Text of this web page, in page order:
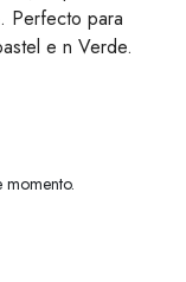
Perfecto para
e n Verde.
momento.